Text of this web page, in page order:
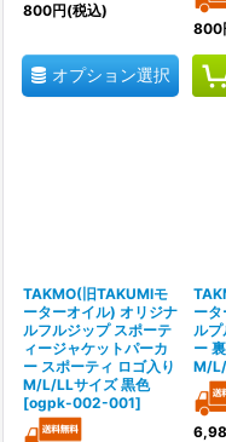
800円(税込)
オプション選択
800
TAKMO(旧TAKUMIモ
ーターオイル) オリジナ
ルフルジップ スポーテ
ィージャケットパーカ
ー スポーティ ロゴ入り
M/L/LLサイズ 黒色
[ogpk-002-001]
ー
ルプ
ー
M/